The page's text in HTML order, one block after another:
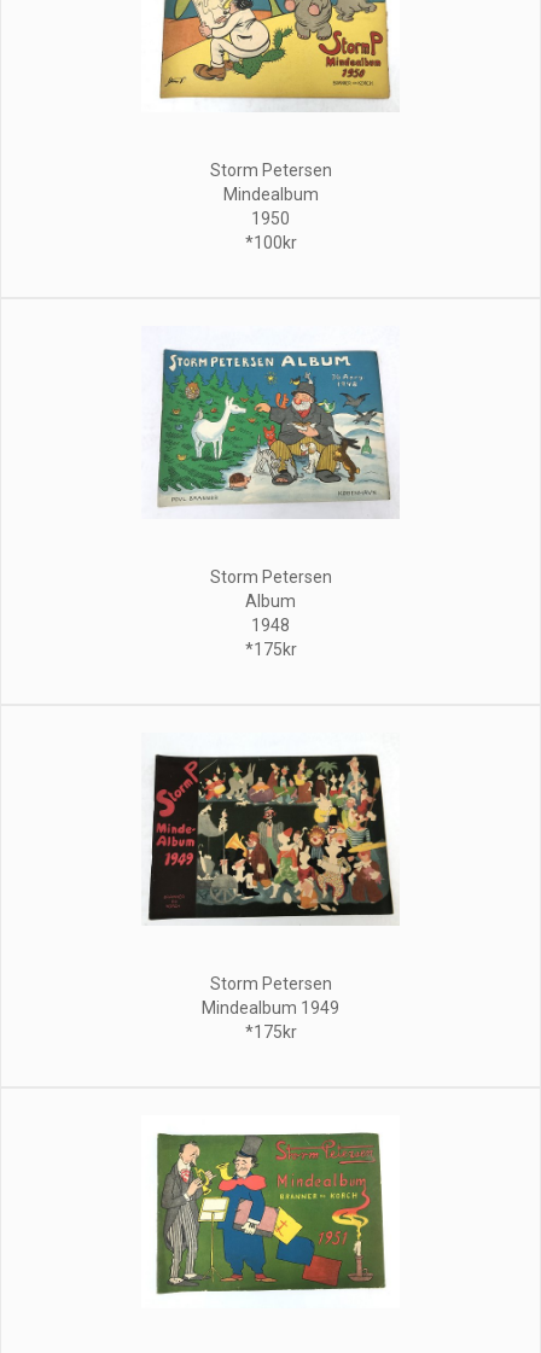
Storm Petersen
Mindealbum
1950
*100kr
Storm Petersen
Album
1948
*175kr
Storm Petersen
Mindealbum 1949
*175kr